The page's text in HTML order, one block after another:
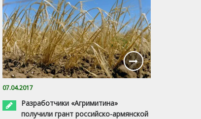
07.04.2017
Разработчики «Агримитина»
получили грант российско-армянской